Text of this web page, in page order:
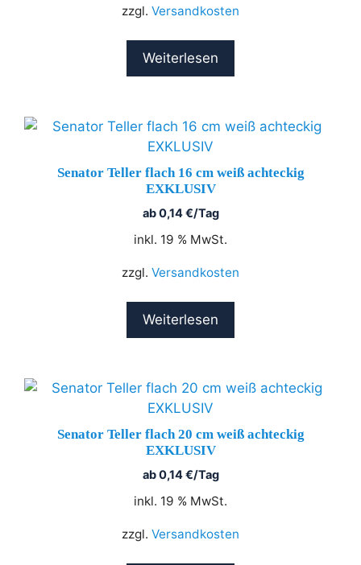
zzgl. Versandkosten
Weiterlesen
Senator Teller flach 16 cm weiß achteckig
EXKLUSIV
ab0,14€/Tag
inkl. 19 % MwSt.
zzgl. Versandkosten
Weiterlesen
Senator Teller flach 20 cm weiß achteckig
EXKLUSIV
ab0,14€/Tag
inkl. 19 % MwSt.
zzgl. Versandkosten